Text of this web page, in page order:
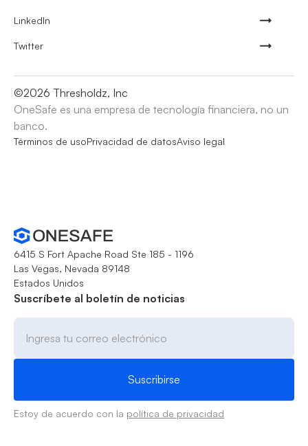
LinkedIn
Twitter
©2026 Thresholdz, Inc
OneSafe es una empresa de tecnología financiera, no un
banco.
Términos de usoPrivacidad de datosAviso legal
6415 S Fort Apache Road Ste 185 - 1196
Las Vegas, Nevada 89148
Estados Unidos
Suscríbete al boletín de noticias
Estoy de acuerdo con la política de privacidad